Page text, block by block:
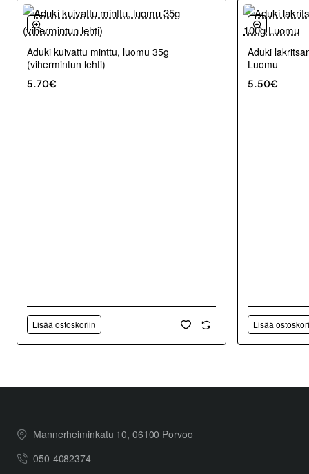
Aduki kuivattu minttu, luomu 35g
(vihermintun lehti)
5.70€
Lisää ostoskoriin
Aduki
Luomu
5.50€
Lisää
Mannerheiminkatu 10, 06100 Porvoo
050-4082374